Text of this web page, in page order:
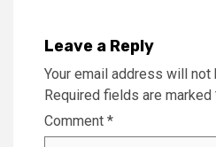
Leave a Reply
Your email address will not
Required fields are marked
Comment *